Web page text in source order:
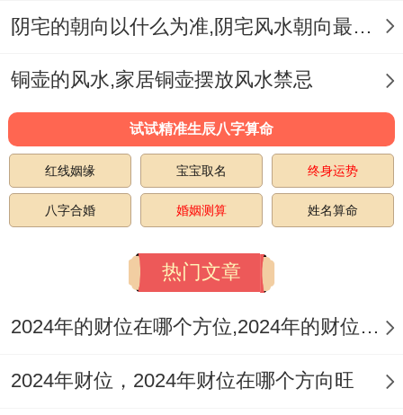
阴宅的朝向以什么为准,阴宅风水朝向最佳方位选择
铜壶的风水,家居铜壶摆放风水禁忌
试试精准生辰八字算命
红线姻缘 宝宝取名 终身运势
八字合婚 婚姻测算 姓名算命
热门文章
2024年的财位在哪个方位,2024年的财位在哪一个方位利偏财
2024年财位，2024年财位在哪个方向旺